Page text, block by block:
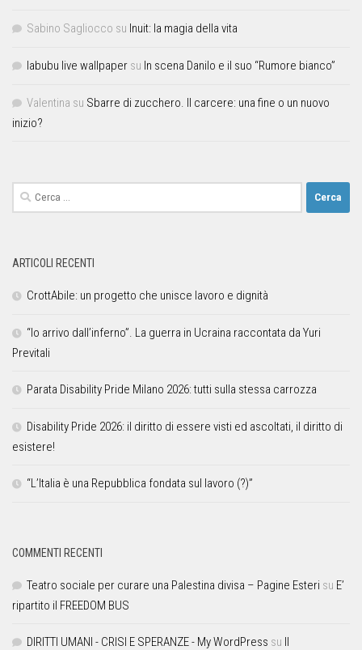
Sabino Sagliocco su Inuit: la magia della vita
labubu live wallpaper su In scena Danilo e il suo “Rumore bianco”
Valentina su Sbarre di zucchero. Il carcere: una fine o un nuovo
inizio?
ARTICOLI RECENTI
CrottAbile: un progetto che unisce lavoro e dignità
“Io arrivo dall’inferno”. La guerra in Ucraina raccontata da Yuri
Previtali
Parata Disability Pride Milano 2026: tutti sulla stessa carrozza
Disability Pride 2026: il diritto di essere visti ed ascoltati, il diritto di
esistere!
“L’Italia è una Repubblica fondata sul lavoro (?)”
COMMENTI RECENTI
Teatro sociale per curare una Palestina divisa – Pagine Esteri su E’
ripartito il FREEDOM BUS
DIRITTI UMANI - CRISI E SPERANZE - My WordPress su Il